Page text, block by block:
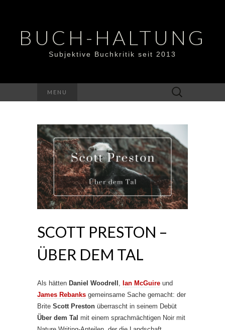
BUCH-HALTUNG
Subjektive Buchkritik seit 2013
MENU
Suchen
nach:
SCOTT PRESTON –
ÜBER DEM TAL
Als hätten Daniel Woodrell Ian McGuire und
James Rebanks gemeinsame Sache gemacht: der
Brite Scott Preston überrascht in seinem Debüt
Über dem Tal mit einem sprachmächtigen Noir mit